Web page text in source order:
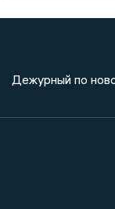
Дежурный по